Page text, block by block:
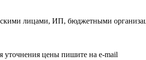
лицами, ИП, бюджетными
уточнения цены пишите на e-mail